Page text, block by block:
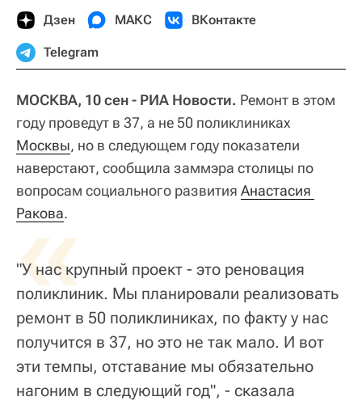
Дзен МАКС ВКонтакте
Telegram
МОСКВА, 10 сен - РИА Новости. Ремонт в этом
году проведут в 37, а не 50 поликлиниках
Москвы, но в следующем году показатели
наверстают, сообщила заммэра столицы по
вопросам социального развития Анастасия
Ракова.
«
"У нас крупный проект - это реновация
поликлиник. Мы планировали реализовать
ремонт в 50 поликлиниках, по факту у нас
получится в 37, но это не так мало. И вот
эти темпы, отставание мы обязательно
нагоним в следующий год", - сказала